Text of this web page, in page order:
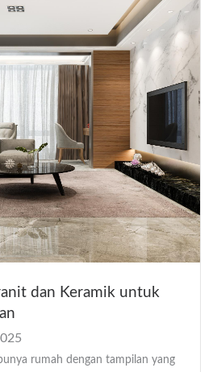
dan Keramik untuk
rumah dengan tampilan yang